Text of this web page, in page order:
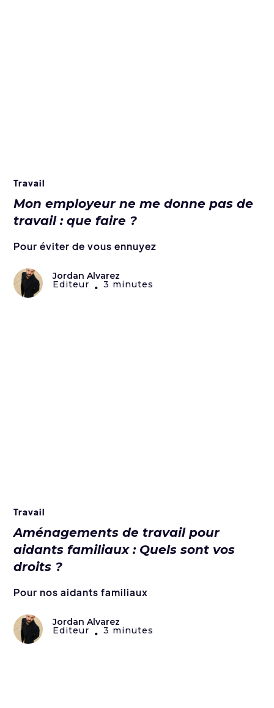
Travail
Mon employeur ne me donne pas de
travail : que faire ?
Pour éviter de vous ennuyez
Jordan Alvarez
Editeur • 3 minutes
Travail
Aménagements de travail pour
aidants familiaux : Quels sont vos
droits ?
Pour nos aidants familiaux
Jordan Alvarez
Editeur • 3 minutes